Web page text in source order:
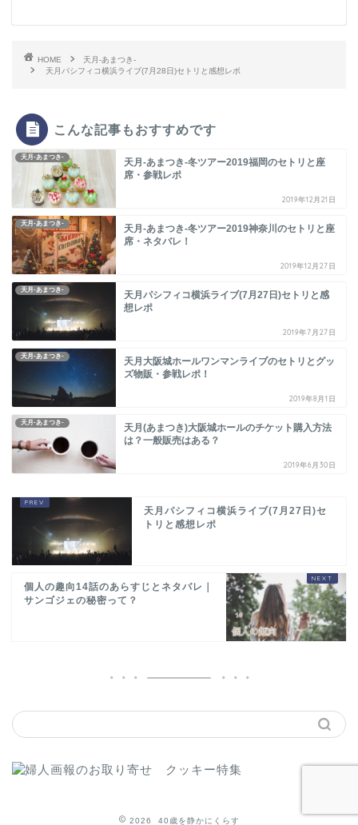
HOME
天月-あまつき-
天月パシフィコ横浜ライブ(7月28日)セトリと感想レポ
こんな記事もおすすめです
天月-あまつき-
天月-あまつき-冬ツアー2019福岡のセトリと座
席・参戦レポ
2019年12月21日
天月-あまつき-
天月-あまつき-冬ツアー2019神奈川のセトリと座
席・ネタバレ！
2019年12月27日
天月-あまつき-
天月パシフィコ横浜ライブ(7月27日)セトリと感
想レポ
2019年7月27日
天月-あまつき-
天月大阪城ホールワンマンライブのセトリとグッ
ズ物販・参戦レポ！
2019年8月1日
天月-あまつき-
天月(あまつき)大阪城ホールのチケット購入方法
は？一般販売はある？
2019年6月30日
天月パシフィコ横浜ライブ(7月27日)セ
トリと感想レポ
個人の趣向14話のあらすじとネタバレ｜
サンゴジェの秘密って？
2026 40歳を静かにくらす